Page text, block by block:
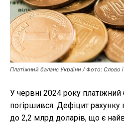
Публікації
ФОП
Курс валют
Ми в соц.
Платіжний баланс України / Фото: Слово і
У червні 2024 року платіжний
погіршився. Дефіцит рахунку
до 2,2 млрд доларів, що є